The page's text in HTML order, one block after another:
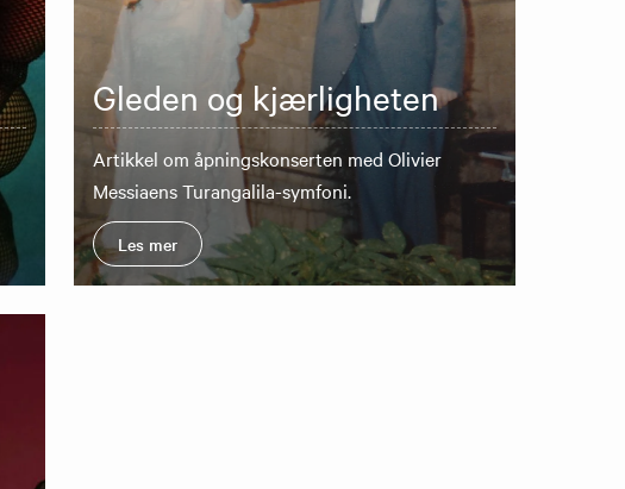
Gleden og kjærligheten
Artikkel om åpningskonserten med Olivier
Messiaens Turangalila-symfoni.
Les mer